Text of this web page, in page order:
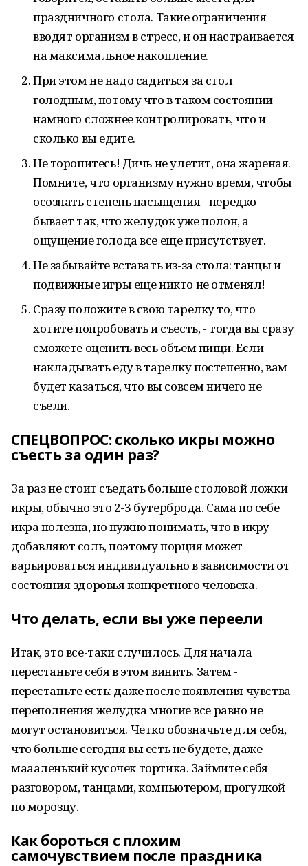
праздничного стола. Такие ограничения
вводят организм в стресс, и он настраивается
на максимальное накопление.
При этом не надо садиться за стол
голодным, потому что в таком состоянии
намного сложнее контролировать, что и
сколько вы едите.
Не торопитесь! Дичь не улетит, она жареная.
Помните, что организму нужно время, чтобы
осознать степень насыщения - нередко
бывает так, что желудок уже полон, а
ощущение голода все еще присутствует.
Не забывайте вставать из-за стола: танцы и
подвижные игры еще никто не отменял!
Сразу положите в свою тарелку то, что
хотите попробовать и съесть, - тогда вы сразу
сможете оценить весь объем пищи. Если
накладывать еду в тарелку постепенно, вам
будет казаться, что вы совсем ничего не
съели.
СПЕЦВОПРОС: сколько икры можно
съесть за один раз?
За раз не стоит съедать больше столовой ложки
икры, обычно это 2-3 бутерброда. Сама по себе
икра полезна, но нужно понимать, что в икру
добавляют соль, поэтому порция может
варьироваться индивидуально в зависимости от
состояния здоровья конкретного человека.
Что делать, если вы уже переели
Итак, это все-таки случилось. Для начала
перестаньте себя в этом винить. Затем -
перестаньте есть: даже после появления чувства
переполнения желудка многие все равно не
могут остановиться. Четко обозначьте для себя,
что больше сегодня вы есть не будете, даже
маааленький кусочек тортика. Займите себя
разговором, танцами, компьютером, прогулкой
по морозцу.
Как бороться с плохим
самочувствием после праздника